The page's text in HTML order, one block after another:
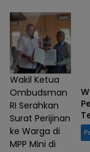
Wakil Ketua
Ombudsman
RI Serahkan
Surat Perijinan
ke Warga di
MPP Mini di